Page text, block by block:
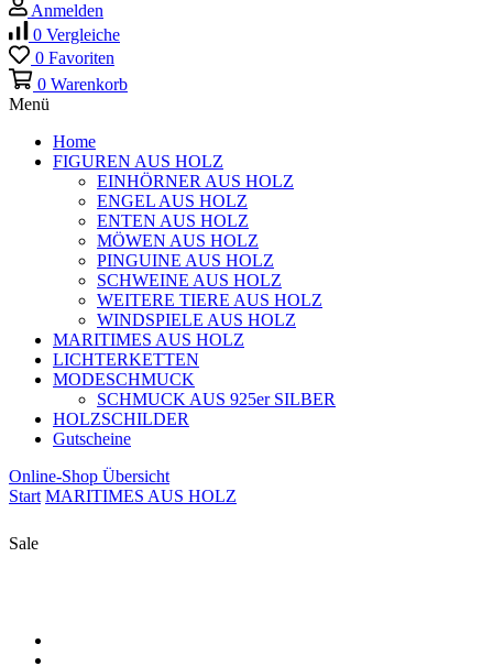
Anmelden
0 Vergleiche
0 Favoriten
0 Warenkorb
Menü
Home
FIGUREN AUS HOLZ
EINHÖRNER AUS HOLZ
ENGEL AUS HOLZ
ENTEN AUS HOLZ
MÖWEN AUS HOLZ
PINGUINE AUS HOLZ
SCHWEINE AUS HOLZ
WEITERE TIERE AUS HOLZ
WINDSPIELE AUS HOLZ
MARITIMES AUS HOLZ
LICHTERKETTEN
MODESCHMUCK
SCHMUCK AUS 925er SILBER
HOLZSCHILDER
Gutscheine
Online-Shop Übersicht
Start MARITIMES AUS HOLZ
Sale